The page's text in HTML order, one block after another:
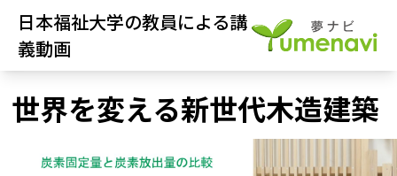
日本福祉大学の教員による講
義動画
世界を変える新世代木造建築